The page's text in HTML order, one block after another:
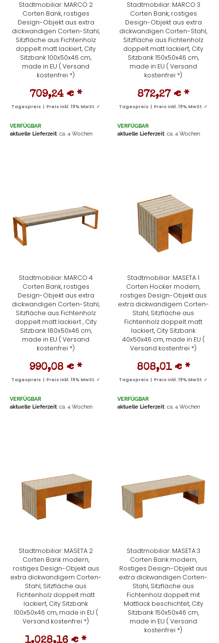
Stadtmobiliar: MARCO 2
Corten Bank, rostiges
Design-Objekt aus extra
dickwandigen Corten-Stahl,
Sitzfläche aus Fichtenholz
doppelt matt lackiert, City
Sitzbank 100x50x46 cm,
made in EU ( Versand
kostenfrei *)
709,24 € *
Tagespreis | Preis inkl. 19% MwSt. ✓
VERFÜGBAR
aktuelle Lieferzeit: ca. 4 Wochen
Stadtmobiliar: MARCO 3
Corten Bank, rostiges
Design-Objekt aus extra
dickwandigen Corten-Stahl,
Sitzfläche aus Fichtenholz
doppelt matt lackiert, City
Sitzbank 150x50x46 cm,
made in EU ( Versand
kostenfrei *)
872,27 € *
Tagespreis | Preis inkl. 19% MwSt. ✓
VERFÜGBAR
aktuelle Lieferzeit: ca. 4 Wochen
Stadtmobiliar: MARCO 4
Corten Bank, rostiges
Design-Objekt aus extra
dickwandigen Corten-Stahl,
Sitzfläche aus Fichtenholz
doppelt matt lackiert , City
Sitzbank 180x50x46 cm,
made in EU ( Versand
kostenfrei *)
990,08 € *
Tagespreis | Preis inkl. 19% MwSt. ✓
VERFÜGBAR
aktuelle Lieferzeit: ca. 4 Wochen
Stadtmobiliar: MASETA 1
Corten Hocker modern,
rostiges Design-Objekt aus
extra dickwandigem Corten-
Stahl, Sitzfläche aus
Fichtenholz doppelt matt
lackiert, City Sitzbank
40x50x46 cm, made in EU (
Versand kostenfrei *)
808,01 € *
Tagespreis | Preis inkl. 19% MwSt. ✓
VERFÜGBAR
aktuelle Lieferzeit: ca. 4 Wochen
Stadtmobiliar: MASETA 2
Corten Bank modern,
rostiges Design-Objekt aus
extra dickwandigem Corten-
Stahl, Sitzfläche aus
Fichtenholz doppelt matt
lackiert, City Sitzbank
100x50x46 cm, made in EU (
Versand kostenfrei *)
Stadtmobiliar: MASETA 3
Corten Bank modern,
Rostiges Design-Objekt aus
extra dickwandigen Corten-
Stahl, Sitzfläche aus
Fichtenholz doppelt mit
Mattlack beschichtet, City
Sitzbank 150x50x46 cm,
made in EU ( Versand
kostenfrei *)